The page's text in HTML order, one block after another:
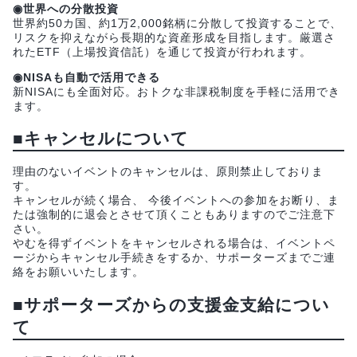
◉世界への分散投資
世界約50カ国、約1万2,000銘柄に分散して投資することで、
リスクを抑えながら長期的な資産形成を目指します。厳選さ
れたETF（上場投資信託）を通じて投資が行われます。
◉NISAも自動で活用できる
新NISAにも全面対応。おトクな非課税制度を手軽に活用でき
ます。
■キャンセルについて
理由のないイベントのキャンセルは、原則禁止しておりま
す。
キャンセルが続く場合、 今後イベントへの参加をお断り、ま
たは強制的に退会とさせて頂くこともありますのでご注意下
さい。
やむを得ずイベントをキャンセルされる場合は、イベントペ
ージからキャンセル手続きをするか、サポーターズまでご連
絡をお願いいたします。
■サポーターズからの支援金支給につい
て